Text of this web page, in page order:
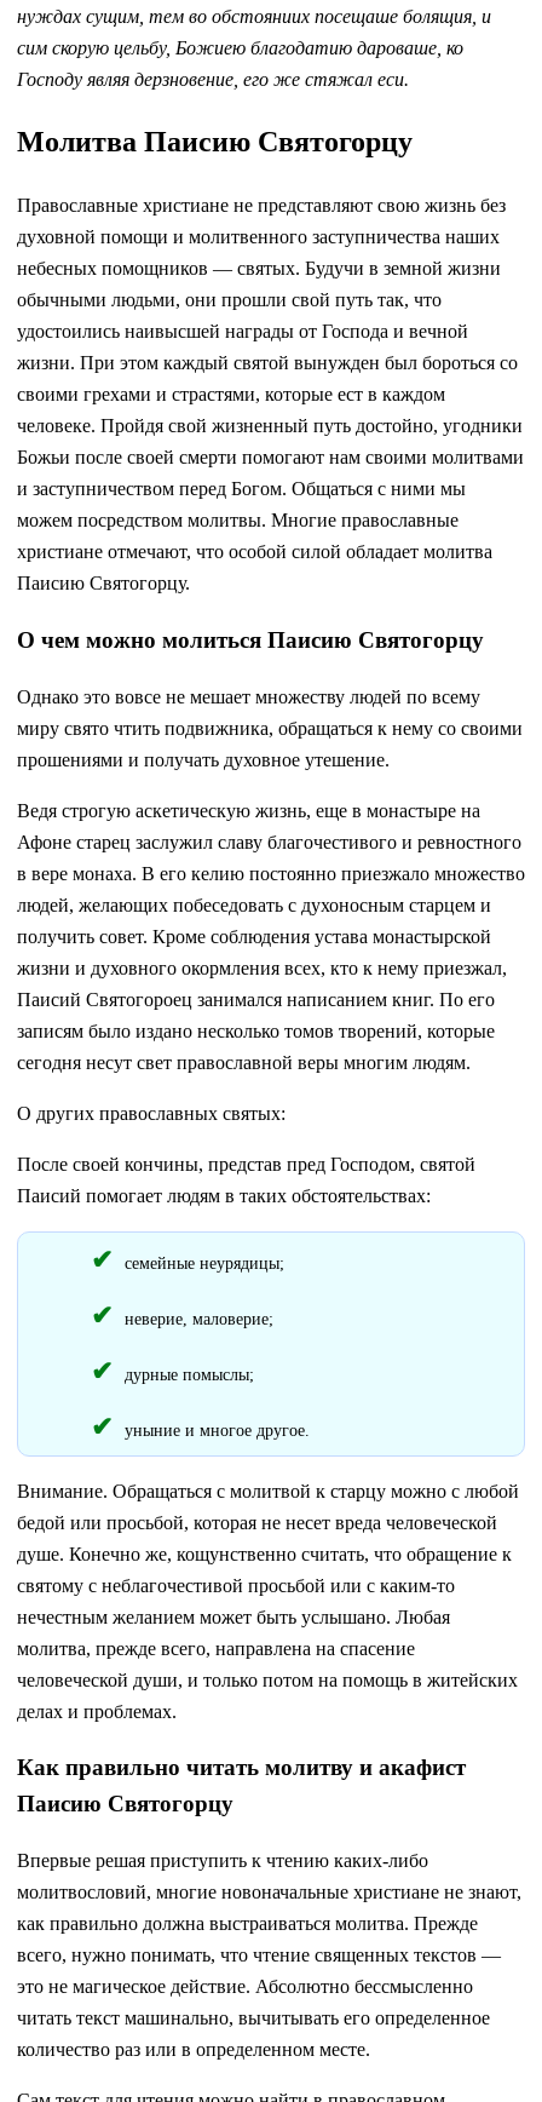
нуждах сущим, тем во обстояниих посещаше болящия, и
сим скорую цельбу, Божиею благодатию дароваше, ко
Господу являя дерзновение, его же стяжал еси.
Молитва Паисию Святогорцу
Православные христиане не представляют свою жизнь без
духовной помощи и молитвенного заступничества наших
небесных помощников — святых. Будучи в земной жизни
обычными людьми, они прошли свой путь так, что
удостоились наивысшей награды от Господа и вечной
жизни. При этом каждый святой вынужден был бороться со
своими грехами и страстями, которые ест в каждом
человеке. Пройдя свой жизненный путь достойно, угодники
Божьи после своей смерти помогают нам своими молитвами
и заступничеством перед Богом. Общаться с ними мы
можем посредством молитвы. Многие православные
христиане отмечают, что особой силой обладает молитва
Паисию Святогорцу.
О чем можно молиться Паисию Святогорцу
Однако это вовсе не мешает множеству людей по всему
миру свято чтить подвижника, обращаться к нему со своими
прошениями и получать духовное утешение.
Ведя строгую аскетическую жизнь, еще в монастыре на
Афоне старец заслужил славу благочестивого и ревностного
в вере монаха. В его келию постоянно приезжало множество
людей, желающих побеседовать с духоносным старцем и
получить совет. Кроме соблюдения устава монастырской
жизни и духовного окормления всех, кто к нему приезжал,
Паисий Святогороец занимался написанием книг. По его
записям было издано несколько томов творений, которые
сегодня несут свет православной веры многим людям.
О других православных святых:
После своей кончины, представ пред Господом, святой
Паисий помогает людям в таких обстоятельствах:
семейные неурядицы;
неверие, маловерие;
дурные помыслы;
уныние и многое другое.
Внимание. Обращаться с молитвой к старцу можно с любой
бедой или просьбой, которая не несет вреда человеческой
душе. Конечно же, кощунственно считать, что обращение к
святому с неблагочестивой просьбой или с каким-то
нечестным желанием может быть услышано. Любая
молитва, прежде всего, направлена на спасение
человеческой души, и только потом на помощь в житейских
делах и проблемах.
Как правильно читать молитву и акафист
Паисию Святогорцу
Впервые решая приступить к чтению каких-либо
молитвословий, многие новоначальные христиане не знают,
как правильно должна выстраиваться молитва. Прежде
всего, нужно понимать, что чтение священных текстов —
это не магическое действие. Абсолютно бессмысленно
читать текст машинально, вычитывать его определенное
количество раз или в определенном месте.